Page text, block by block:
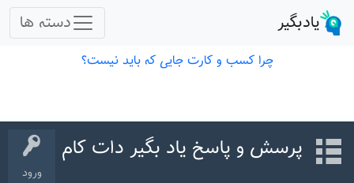
ورود
پرسش و پاسخ یاد بگیر دات کام